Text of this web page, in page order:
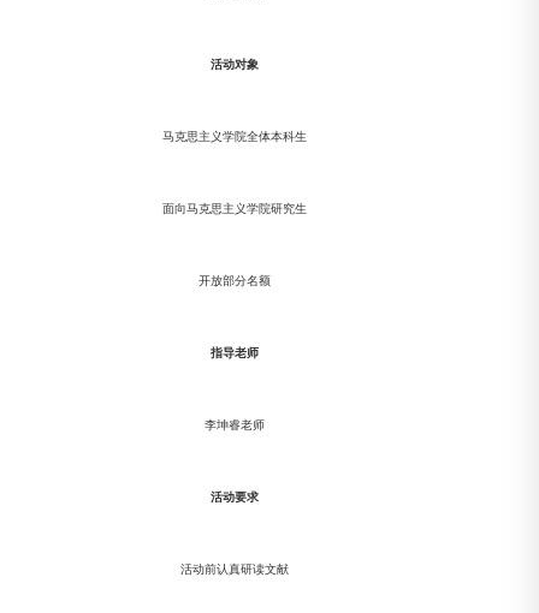
活动对象
马克思主义学院全体本科生
面向马克思主义学院研究生
开放部分名额
指导老师
李坤睿老师
活动要求
活动前认真研读文献